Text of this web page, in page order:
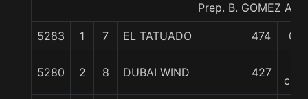
Prep. B. GOMEZ A.
5283 1 7 EL TATUADO 474 0/0
5280 2 8 DUBAI WIND 427